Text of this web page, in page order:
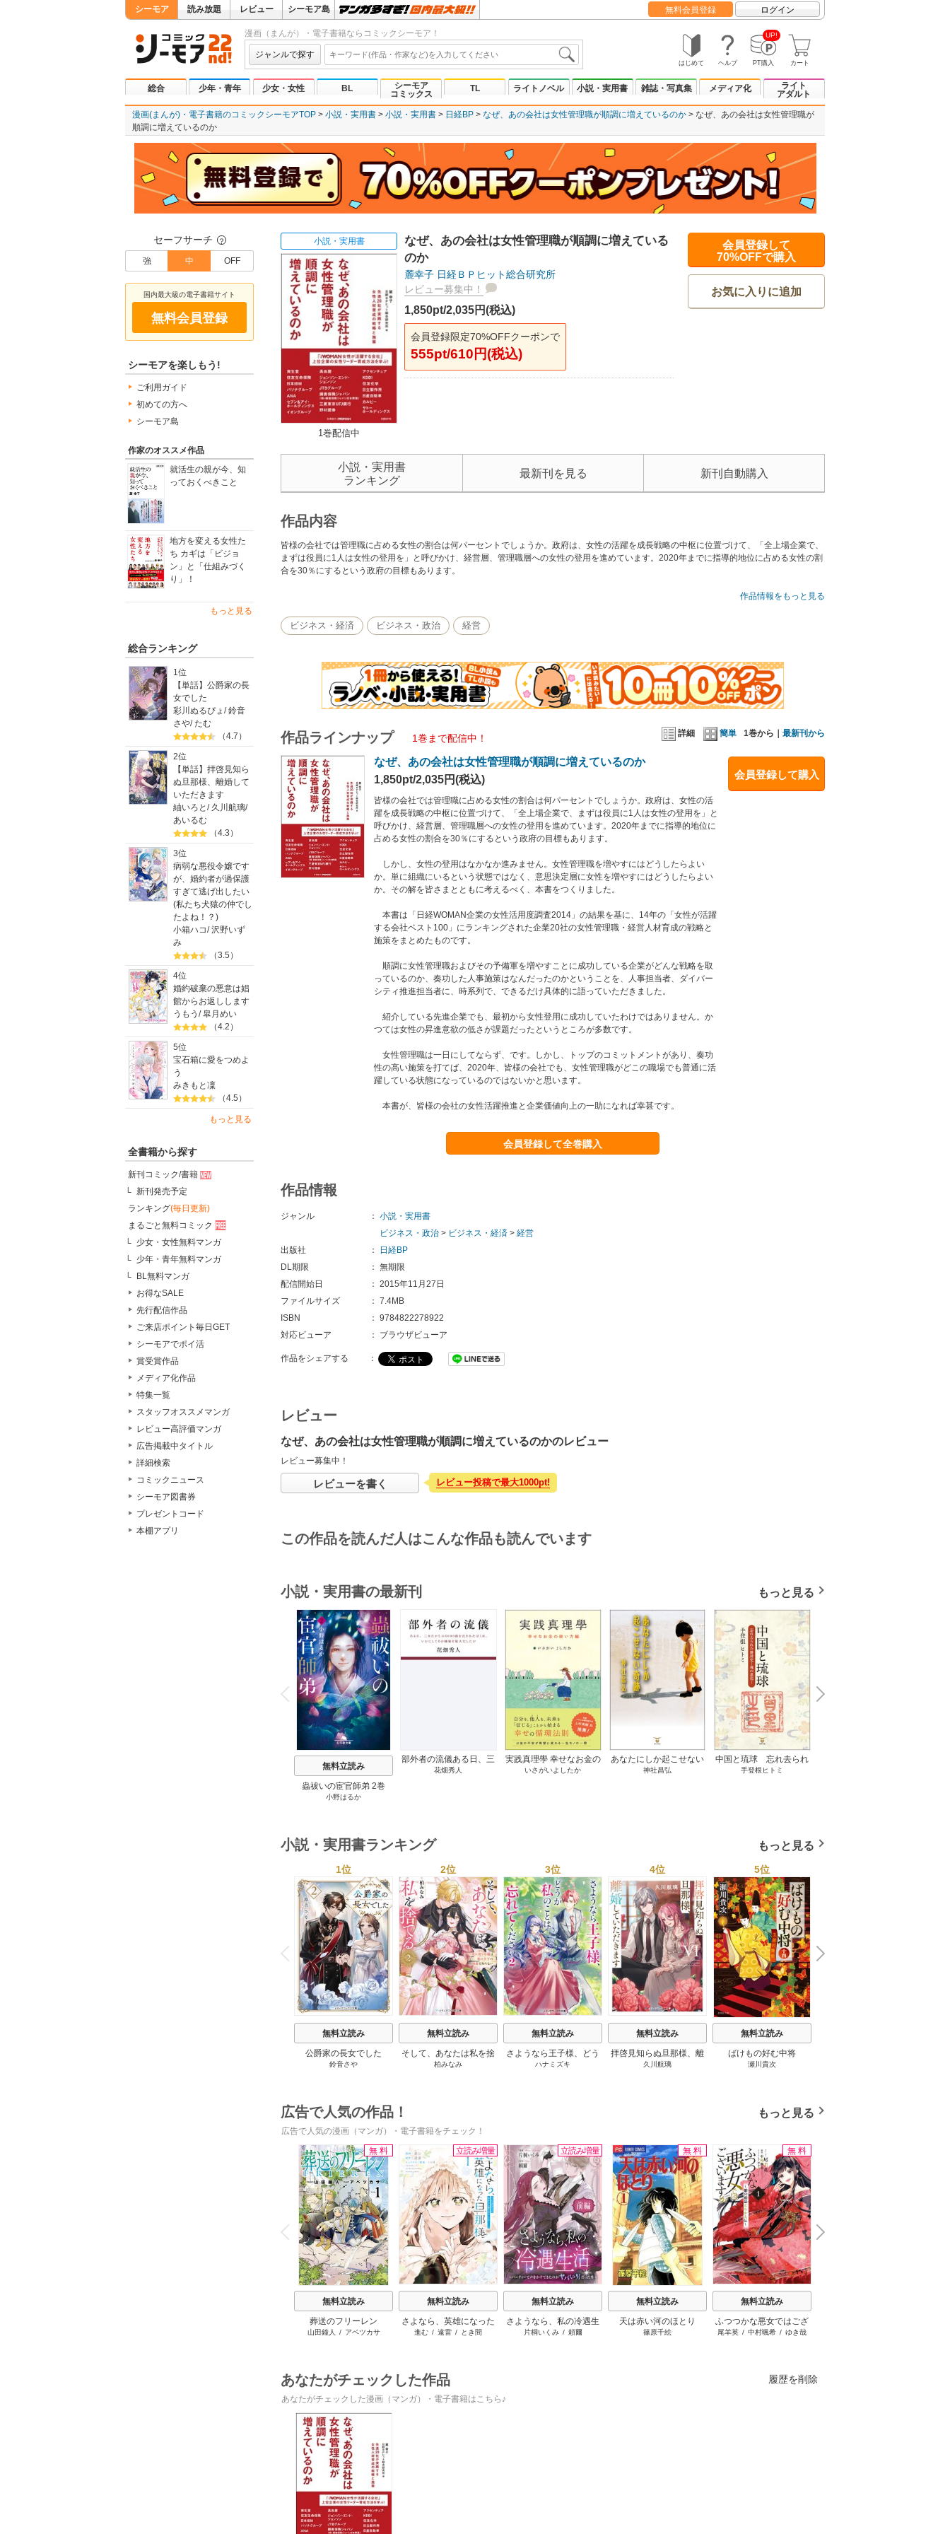
シーモア 読み放題 レビュー シーモア島 無料会員登録 ログイン
漫画（まんが）・電子書籍ならコミックシーモア！
ジャンルで探す
はじめて ヘルプ
UP!
PT購入 カート
総合 少年・青年 少女・女性 BL
シーモア
コミックス
TL ライトノベル 小説・実用書 雑誌・写真集 メディア化
ライト
アダルト
漫画(まんが)・電子書籍のコミックシーモアTOP 小説・実用書 小説・実用書 日経BP なぜ、あの会社は女性管理職が順調に増えているのか
なぜ、あの会社は女性管理職が
順調に増えているのか
セーフサーチ ？
強 中 OFF
国内最大級の電子書籍サイト
無料会員登録
シーモアを楽しもう!
ご利用ガイド
初めての方へ
シーモア島
作家のオススメ作品
就活生の親が今、知
っておくべきこと
地方を変える女性た
ち カギは「ビジョ
ン」と「仕組みづく
り」！
もっと見る
総合ランキング
1位
【単話】公爵家の長
女でした
彩川ぬるぴょ /鈴音
さや/たむ
（4.7）
2位
【単話】拝啓見知ら
ぬ旦那様、離婚して
いただきます
紬いろと / 久川航璃/
あいるむ
（4.3）
3位
病弱な悪役令嬢です
が、婚約者が過保護
すぎて逃げ出したい
(私たち犬猿の仲でし
たよね！？)
小箱ハコ/沢野いず
み
（3.5）
4位
婚約破棄の悪意は娼
館からお返しします
うもう /皐月めい
（4.2）
5位
宝石箱に愛をつめよ
う
みきもと凜
（4.5）
もっと見る
全書籍から探す
新刊コミック/書籍
新刊発売予定
ランキング(毎日更新)
まるごと無料コミック
少女・女性無料マンガ
少年・青年無料マンガ
BL無料マンガ
お得なSALE
先行配信作品
ご来店ポイント毎日GET
シーモアでポイ活
賞受賞作品
メディア化作品
特集一覧
スタッフオススメマンガ
レビュー高評価マンガ
広告掲載中タイトル
詳細検索
コミックニュース
シーモア図書券
プレゼントコード
本棚アプリ
小説・実用書
1巻配信中
なぜ、あの会社は女性管理職が順調に増えている
のか
麓幸子 日経ＢＰヒット総合研究所
レビュー募集中！
1,850pt/2,035円(税込)
会員登録限定70%OFFクーポンで
555pt/610円(税込)
会員登録して
70%OFFで購入
お気に入りに追加
小説・実用書
ランキング
最新刊を見る 新刊自動購入
作品内容
皆様の会社では管理職に占める女性の割合は何パーセントでしょうか。政府は、女性の活躍を成長戦略の中枢に位置づけて、「全上場企業で、
まずは役員に1人は女性の登用を」と呼びかけ、経営層、管理職層への女性の登用を進めています。2020年までに指導的地位に占める女性の割
合を30％にするという政府の目標もあります。
しかし、女性の登用はなかなか進みません。女性管理職を増やすにはどうしたらよいか。単に組織にいるという状態ではなく、意思決定層に
本書は「日経WOMAN企業の女性活用度調査2014」の結果を基に、14年の「女性が活躍する会社ベスト100」にランキングされた企業20社
順調に女性管理職およびその予備軍を増やすことに成功している企業がどんな戦略を取っているのか、奏功した人事施策はなんだったのかと
いうことを、人事担当者、ダイバーシティ推進担当者に、時系列で、できるだけ具体的に語っていただきました。
紹介している先進企業でも、最初から女性登用に成功していたわけではありません。かつては女性の昇進意欲の低さが課題だったというとこ
女性管理職がどこの職場でも普通に活躍している状態になっているのではないかと思います。
本書が、皆様の会社の女性活躍推進と企業価値向上の一助になれば幸甚です。
作品情報をもっと見る
ビジネス・経済 ビジネス・政治 経営
詳細 簡単 1巻から｜ 最新刊から
作品ラインナップ 1巻まで配信中！
会員登録して購入
なぜ、あの会社は女性管理職が順調に増えているのか
1,850pt/2,035円(税込)
皆様の会社では管理職に占める女性の割合は何パーセントでしょうか。政府は、女性の活
躍を成長戦略の中枢に位置づけて、「全上場企業で、まずは役員に1人は女性の登用を」と
呼びかけ、経営層、管理職層への女性の登用を進めています。2020年までに指導的地位に
占める女性の割合を30％にするという政府の目標もあります。
しかし、女性の登用はなかなか進みません。女性管理職を増やすにはどうしたらよい
か。単に組織にいるという状態ではなく、意思決定層に女性を増やすにはどうしたらよい
か。その解を皆さまとともに考えるべく、本書をつくりました。
本書は「日経WOMAN企業の女性活用度調査2014」の結果を基に、14年の「女性が活躍
する会社ベスト100」にランキングされた企業20社の女性管理職・経営人材育成の戦略と
施策をまとめたものです。
順調に女性管理職およびその予備軍を増やすことに成功している企業がどんな戦略を取
っているのか、奏功した人事施策はなんだったのかということを、人事担当者、ダイバー
シティ推進担当者に、時系列で、できるだけ具体的に語っていただきました。
紹介している先進企業でも、最初から女性登用に成功していたわけではありません。か
つては女性の昇進意欲の低さが課題だったというところが多数です。
女性管理職は一日にしてならず、です。しかし、トップのコミットメントがあり、奏功
性の高い施策を打てば、2020年、皆様の会社でも、女性管理職がどこの職場でも普通に活
躍している状態になっているのではないかと思います。
本書が、皆様の会社の女性活躍推進と企業価値向上の一助になれば幸甚です。
会員登録して全巻購入
作品情報
ジャンル ： 小説・実用書
ビジネス・政治 > ビジネス・経済 > 経営
出版社
：
日経BP
DL期限
： 無期限
配信開始日
： 2015年11月27日
ファイルサイズ
： 7.4MB
ISBN
： 9784822278922
対応ビューア
： ブラウザビューア
作品をシェアする ：
レビュー
なぜ、あの会社は女性管理職が順調に増えているのかのレビュー
レビュー募集中！
レビューを書く レビュー投稿で最大1000pt!
この作品を読んだ人はこんな作品も読んでいます
小説・実用書の最新刊 もっと見る
P
r
e
v
i
o
u
s
無料立読み
蟲祓いの宦官師弟 2巻
小野はるか
部外者の流儀ある日、三
木たかしの5000曲を託さ
花畑秀人
実践真理學 幸せなお金の
使い方編 1巻
いさがいよしたか
あなたにしか起こせない
奇跡 1巻
神社昌弘
中国と琉球 忘れ去られ
た冊封史―魂の進化― 1
手登根ヒトミ
N
e
x
t
小説・実用書ランキング もっと見る
P
r
e
v
i
o
u
s
1位
無料立読み
公爵家の長女でした
鈴音さや
2位
無料立読み
そして、あなたは私を捨
てる
柏みなみ
3位
無料立読み
さようなら王子様、どう
か私のことは忘れてくだ
ハナミズキ
4位
無料立読み
拝啓見知らぬ旦那様、離
婚していただきます
久川航璃
5位
無料立読み
ばけもの好む中将
瀬川貴次
N
e
x
t
広告で人気の作品！ もっと見る
広告で人気の漫画（マンガ）・電子書籍をチェック！
P
r
e
v
i
o
u
s
無料
無料立読み
葬送のフリーレン
山田鐘人 / アベツカサ
立読み増量
無料立読み
さよなら、英雄になった
旦那様 ～ただ祈るだけ
進む / 遠雷 / とき間
立読み増量
無料立読み
さようなら、私の冷遇生
活 ～パーティーで声をか
片桐いくみ/ 頼爾
無料
無料立読み
天は赤い河のほとり
篠原千絵
無料
無料立読み
ふつつかな悪女ではござ
いますが ～雛宮蝶鼠とり
尾羊英 / 中村颯希 / ゆき哉
N
e
x
t
あなたがチェックした作品 履歴を削除
あなたがチェックした漫画（マンガ）・電子書籍はこちら♪